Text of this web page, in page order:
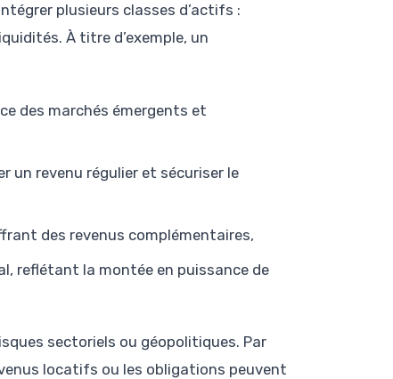
plusieurs classes d’actifs :
À titre d’exemple, un
des marchés émergents et
un revenu régulier et sécuriser le
des revenus complémentaires,
reflétant la montée en puissance de
sectoriels ou géopolitiques. Par
locatifs ou les obligations peuvent